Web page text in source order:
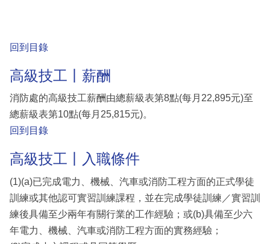
回到目錄
高級技工丨薪酬
消防處的高級技工薪酬由總薪級表第8點(每月22,895元)至
總薪級表第10點(每月25,815元)。
回到目錄
高級技工丨入職條件
(1)(a)已完成電力、機械、汽車或消防工程方面的正式學徒
訓練或其他認可實習訓練課程，並在完成學徒訓練／實習訓
練後具備至少兩年有關行業的工作經驗；或(b)具備至少六
年電力、機械、汽車或消防工程方面的實務經驗；